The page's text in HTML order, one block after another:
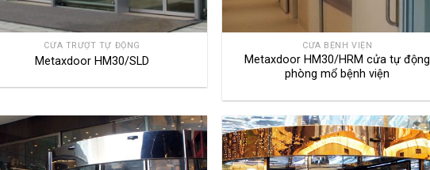
CỬA TRƯỢT TỰ ĐỘNG
Metaxdoor HM30/SLD
CỬA BỆNH VIỆN
Metaxdoor HM30/HRM cửa tự động
phòng mổ bệnh viện